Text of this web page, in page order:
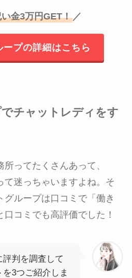
金3万円GET！／
ープの詳細はこちら
チャットレディをす
ってたくさんあって、
て迷っちゃいますよね。そ
グループは口コミで「働き
コミでも高評価でした！
評判を調査して
3つご紹介しま